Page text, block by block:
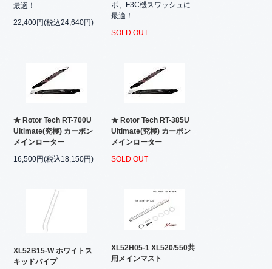
最適！
22,400円(税込24,640円)
ボ、F3C機スワッシュに
最適！
SOLD OUT
★ Rotor Tech RT-700U
Ultimate(究極) カーボン
メインローター
16,500円(税込18,150円)
★ Rotor Tech RT-385U
Ultimate(究極) カーボン
メインローター
SOLD OUT
XL52B15-W ホワイトス
キッドパイプ
XL52H05-1 XL520/550共
用メインマスト